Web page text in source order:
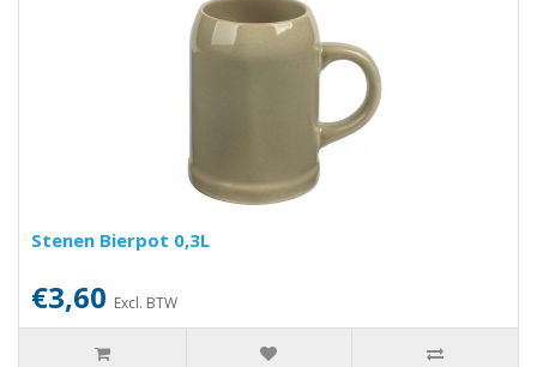
Stenen Bierpot 0,3L
€3,60 Excl. BTW